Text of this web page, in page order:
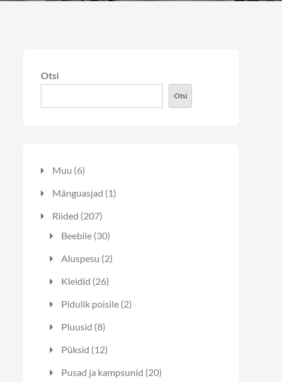
Otsi
Otsi
Muu 66
toodet
Mänguasjad 11
Riided 207207
toodet
Beebile 3030
Aluspesu 22
Kleidid 2626
toodet
Pidulik poisile 22
Pluusid 88
Püksid 1212
Pusad ja kampsunid 2020